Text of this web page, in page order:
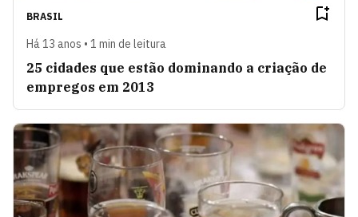
BRASIL
Há 13 anos • 1 min de leitura
25 cidades que estão dominando a criação de
empregos em 2013